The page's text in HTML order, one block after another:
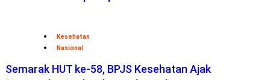
Kesehatan
Nasional
Semarak HUT ke-58, BPJS Kesehatan Ajak